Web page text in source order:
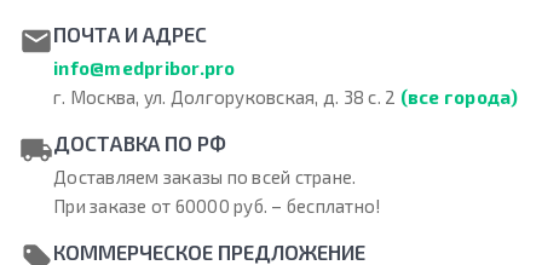
ПОЧТА И АДРЕС
info@medpribor.pro
г. Москва, ул. Долгоруковская, д. 38 с. 2 (все города)
ДОСТАВКА ПО РФ
Доставляем заказы по всей стране.
При заказе от 60000 руб. – бесплатно!
КОММЕРЧЕСКОЕ ПРЕДЛОЖЕНИЕ